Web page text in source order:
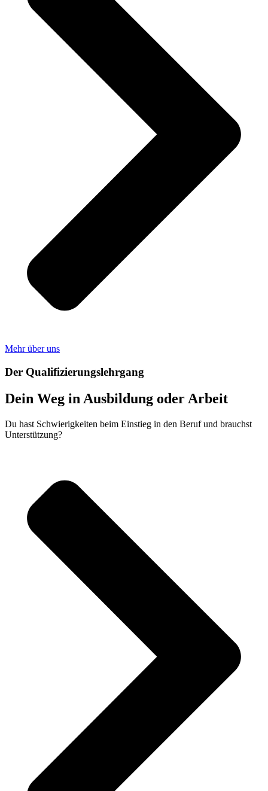
Mehr über uns
Der Quali­fizierungs­lehrgang
Dein Weg in Aus­bildung oder Arbeit
Du hast Schwierigkeiten beim Einstieg in den Beruf und brauchst
Unterstützung?